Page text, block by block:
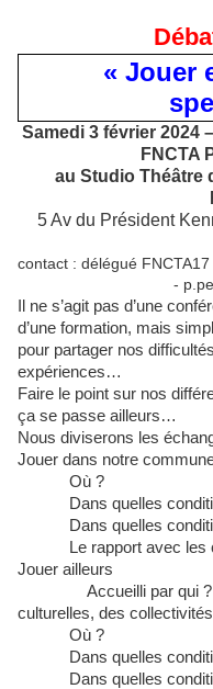
« Jouer
Samedi 3 février 2024
FNCTA
au Studio Théâtre
5 Av du Président
contact : délégué
-
Il ne s’agit pas d’une
d’une formation, mais
pour partager nos
expériences…
Faire le point sur nos
ça se passe ailleurs…
Nous diviserons les
Jouer dans notre
Où ?
Dans quelles
Dans quelles
Le rapport avec les
Jouer ailleurs
Accueilli par qui ?
culturelles, des
Où ?
Dans quelles
Dans quelles